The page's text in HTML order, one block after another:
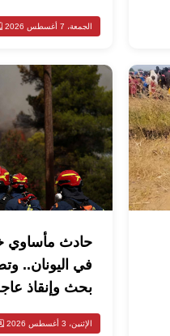
الجمعة، 7 أغسطس 2026 🗓️
حادث مأساوي
في اليونان..
بحث وإنقاذ
الإثنين، 3 أغسطس 2026 🗓️